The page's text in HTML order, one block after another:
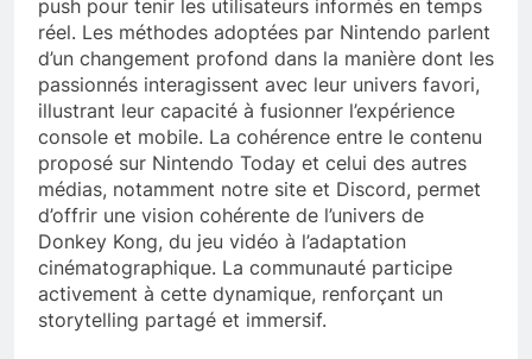
push pour tenir les utilisateurs informés en temps
réel. Les méthodes adoptées par Nintendo parlent
d’un changement profond dans la manière dont les
passionnés interagissent avec leur univers favori,
illustrant leur capacité à fusionner l’expérience
console et mobile. La cohérence entre le contenu
proposé sur Nintendo Today et celui des autres
médias, notamment notre site et Discord, permet
d’offrir une vision cohérente de l’univers de
Donkey Kong, du jeu vidéo à l’adaptation
cinématographique. La communauté participe
activement à cette dynamique, renforçant un
storytelling partagé et immersif.